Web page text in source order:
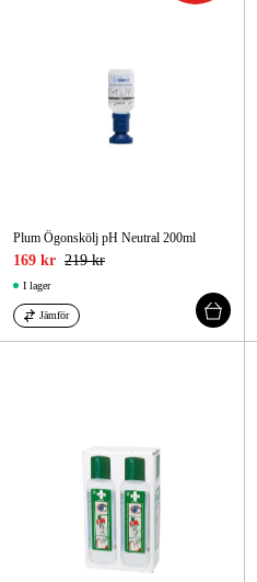
Plum Ögonskölj pH Neutral 200ml
169 kr 219 kr
I lager
Jämför